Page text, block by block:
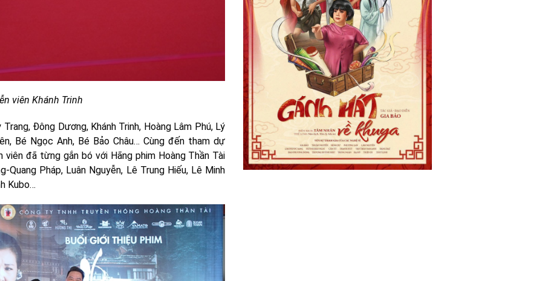
viên Khánh Trinh
Đông Dương, Khánh Trinh, Hoàng Lâm Phú, Lý
Bé Ngọc Anh, Bé Bảo Châu… Cùng đến tham dự
viên đã từng gắn bó với Hãng phim Hoàng Thần Tài
Quang Pháp, Luân Nguyễn, Lê Trung Hiếu, Lê Minh
Kubo…